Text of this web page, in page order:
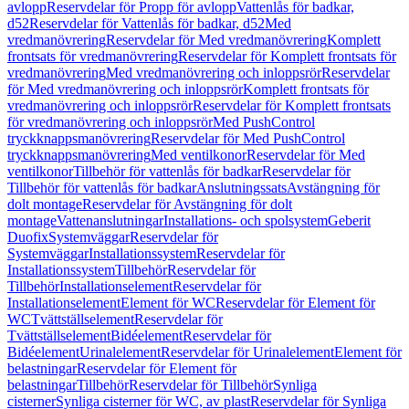
avloppReservdelar för Propp för avloppVattenlås för badkar,
d52Reservdelar för Vattenlås för badkar, d52Med
vredmanövreringReservdelar för Med vredmanövreringKomplett
frontsats för vredmanövreringReservdelar för Komplett frontsats för
vredmanövreringMed vredmanövrering och inloppsrörReservdelar
för Med vredmanövrering och inloppsrörKomplett frontsats för
vredmanövrering och inloppsrörReservdelar för Komplett frontsats
för vredmanövrering och inloppsrörMed PushControl
tryckknappsmanövreringReservdelar för Med PushControl
tryckknappsmanövreringMed ventilkonorReservdelar för Med
ventilkonorTillbehör för vattenlås för badkarReservdelar för
Tillbehör för vattenlås för badkarAnslutningssatsAvstängning för
dolt montageReservdelar för Avstängning för dolt
montageVattenanslutningarInstallations- och spolsystemGeberit
DuofixSystemväggarReservdelar för
SystemväggarInstallationssystemReservdelar för
InstallationssystemTillbehörReservdelar för
TillbehörInstallationselementReservdelar för
InstallationselementElement för WCReservdelar för Element för
WCTvättställselementReservdelar för
TvättställselementBidéelementReservdelar för
BidéelementUrinalelementReservdelar för UrinalelementElement för
belastningarReservdelar för Element för
belastningarTillbehörReservdelar för TillbehörSynliga
cisternerSynliga cisterner för WC, av plastReservdelar för Synliga